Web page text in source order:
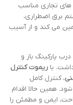
های تجاری مناسب
برق اضطراری،
می کند و از آسیب
درب پارکینگ باز و
با ریموت کنترل
، کنترل کامل
همین حالا اقدام
ایمن و مطمئن را